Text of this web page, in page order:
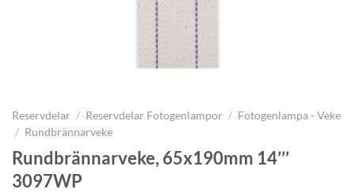
Reservdelar / Reservdelar Fotogenlampor / Fotogenlampa - Veke
/ Rundbrännarveke
Rundbrännarveke, 65x190mm 14’’’
3097WP